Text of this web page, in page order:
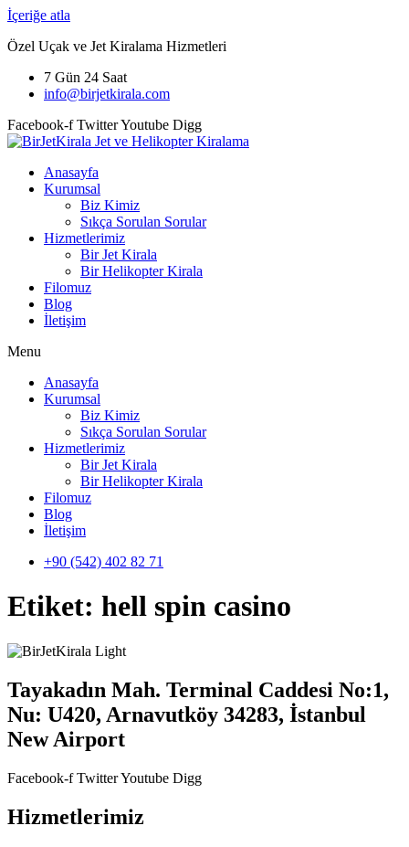
İçeriğe atla
Özel Uçak ve Jet Kiralama Hizmetleri
7 Gün 24 Saat
info@birjetkirala.com
Facebook-f TwitterYoutube Digg
Anasayfa
Kurumsal
Biz Kimiz
Sıkça Sorulan Sorular
Hizmetlerimiz
Bir Jet Kirala
Bir Helikopter Kirala
Filomuz
Blog
İletişim
Menu
Anasayfa
Kurumsal
Biz Kimiz
Sıkça Sorulan Sorular
Hizmetlerimiz
Bir Jet Kirala
Bir Helikopter Kirala
Filomuz
Blog
İletişim
+90 (542) 402 82 71
Etiket: hell spin casino
Tayakadın Mah. Terminal Caddesi No:1,
Nu: U420, Arnavutköy 34283, İstanbul
New Airport
Facebook-f TwitterYoutube Digg
Hizmetlerimiz